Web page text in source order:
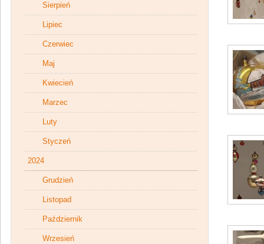
Sierpień
Lipiec
Czerwiec
Maj
Kwiecień
Marzec
Luty
Styczeń
2024
Grudzień
Listopad
Październik
Wrzesień